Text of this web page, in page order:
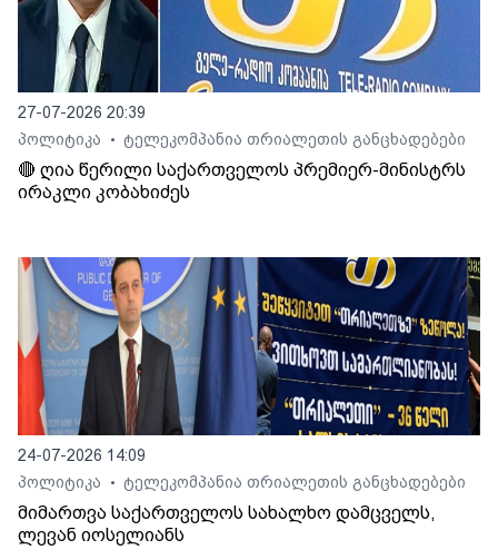
27-07-2026 20:39
პოლიტიკა
• ტელეკომპანია თრიალეთის განცხადებები
🔴 ღია წერილი საქართველოს პრემიერ-მინისტრს
ირაკლი კობახიძეს
24-07-2026 14:09
პოლიტიკა
• ტელეკომპანია თრიალეთის განცხადებები
მიმართვა საქართველოს სახალხო დამცველს,
ლევან იოსელიანს